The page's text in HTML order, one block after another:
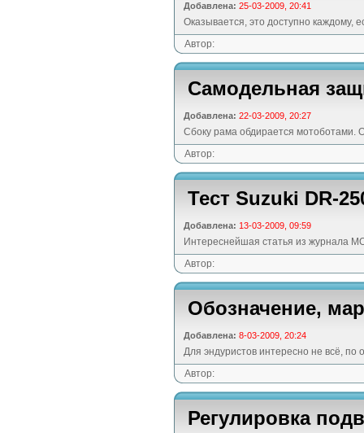
Добавлена: 25-03-2009, 20:41
Оказывается, это доступно каждому,
Автор:
Самодельная
Добавлена: 22-03-2009, 20:27
Сбоку рама обдирается мотоботами.
Автор:
Тест Suzuki DR-
Добавлена: 13-03-2009, 09:59
Интереснейшая статья из журнала
Автор:
Обозначение,
Добавлена: 8-03-2009, 20:24
Для эндуристов интересно не всё, по
Автор:
Регулировка